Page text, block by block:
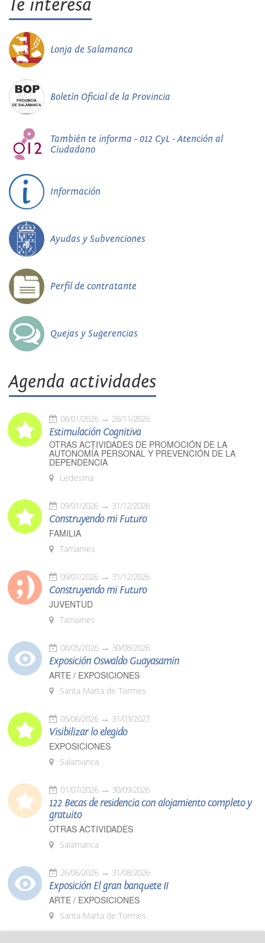
Te interesa
Lonja de Salamanca
Boletín Oficial de la Provincia
También te informa - 012 CyL - Atención al
Ciudadano
Información
Ayudas y Subvenciones
Perfil de contratante
Quejas y Sugerencias
Agenda actividades
08/01/2026 26/11/2026
Estimulación Cognitiva
OTRAS ACTIVIDADES DE PROMOCIÓN DE LA
AUTONOMÍA PERSONAL Y PREVENCIÓN DE LA
DEPENDENCIA
Ledesma
09/01/2026 31/12/2026
Construyendo mi Futuro
FAMILIA
Tamames
09/01/2026 31/12/2026
Construyendo mi Futuro
JUVENTUD
Tamames
08/05/2026 30/08/2026
Exposición Oswaldo Guayasamín
ARTE / EXPOSICIONES
Santa Marta de Tormes
05/06/2026 31/03/2027
Visibilizar lo elegido
EXPOSICIONES
Salamanca
01/07/2026 30/09/2026
122 Becas de residencia con alojamiento completo y
gratuito
OTRAS ACTIVIDADES
Salamanca
26/06/2026 31/08/2026
Exposición El gran banquete II
ARTE / EXPOSICIONES
Santa Marta de Tormes